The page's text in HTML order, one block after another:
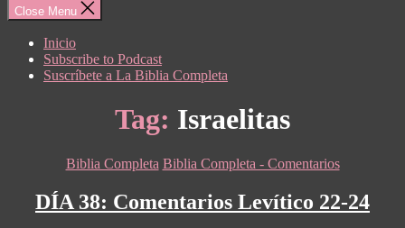
Close Menu
Inicio
Subscribe to Podcast
Suscríbete a La Biblia Completa
Tag: Israelitas
Categories
Biblia Completa Biblia Completa - Comentarios
DÍA 38: Comentarios Levítico 22-24